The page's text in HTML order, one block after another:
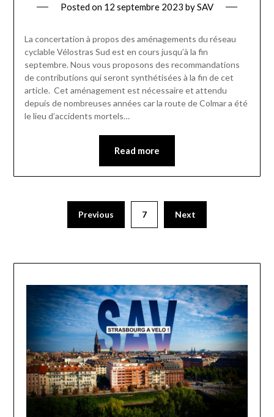
Posted on 12 septembre 2023 bySAV
La concertation à propos des aménagements du réseau
cyclable Vélostras Sud est en cours jusqu’à la fin
septembre. Nous vous proposons des recommandations
de contributions qui seront synthétisées à la fin de cet
article. Cet aménagement est nécessaire et attendu
depuis de nombreuses années car la route de Colmar a été
le lieu d’accidents mortels…
Read more
Previous 7 Next